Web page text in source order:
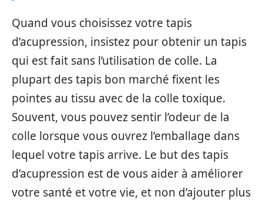
Quand vous choisissez votre tapis
d’acupression, insistez pour obtenir un tapis
qui est fait sans l’utilisation de colle. La
plupart des tapis bon marché fixent les
pointes au tissu avec de la colle toxique.
Souvent, vous pouvez sentir l’odeur de la
colle lorsque vous ouvrez l’emballage dans
lequel votre tapis arrive. Le but des tapis
d’acupression est de vous aider à améliorer
votre santé et votre vie, et non d’ajouter plus